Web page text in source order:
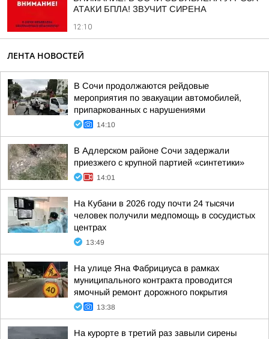
АТАКИ БПЛА! ЗВУЧИТ СИРЕНА
12:10
ЛЕНТА НОВОСТЕЙ
В Сочи продолжаются рейдовые
мероприятия по эвакуации автомобилей,
припаркованных с нарушениями
14:10
В Адлерском районе Сочи задержали
приезжего с крупной партией «синтетики»
14:01
На Кубани в 2026 году почти 24 тысячи
человек получили медпомощь в сосудистых
центрах
13:49
На улице Яна Фабрициуса в рамках
муниципального контракта проводится
ямочный ремонт дорожного покрытия
13:38
На курорте в третий раз завыли сирены